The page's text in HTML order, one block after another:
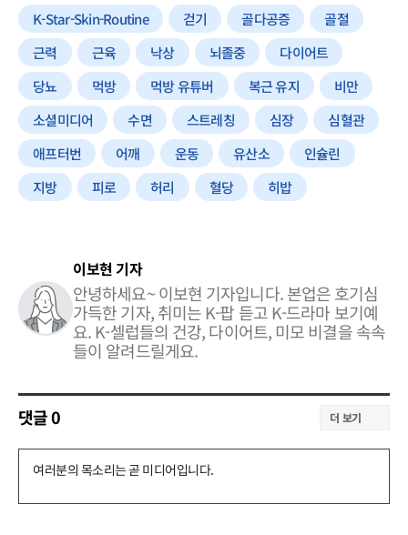
K-Star-Skin-Routine 걷기 골다공증
골절
근력
근육 낙상 뇌졸중
다이어트
당뇨
먹방 먹방 유튜버 복근 유지
비만
소셜미디어
수면 스트레칭 심장
심혈관
애프터번
어깨 운동 유산소
인슐린
지방
피로 허리 혈당 히밥
이보현 기자
안녕하세요~ 이보현 기자입니다. 본업은 호기심
가득한 기자, 취미는 K-팝 듣고 K-드라마 보기예
요. K-셀럽들의 건강, 다이어트, 미모 비결을 속속
들이 알려드릴게요.
댓글0 더 보기
댓